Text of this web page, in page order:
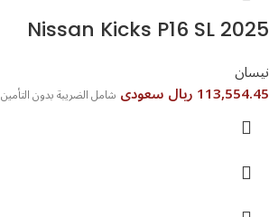
Nissan Kicks P16 SL 2025
نيسان
113,554.45 ريال سعودى شامل الضريبة بدون التأمين